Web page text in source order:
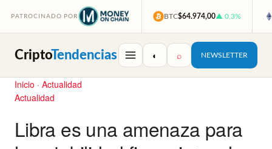
PATROCINADO POR BTC$64.974,00▲ 0,3%
CriptoTendencias ◐ ⌕ NEWSLETTER
Inicio · Actualidad
Actualidad
Libra es una amenaza para